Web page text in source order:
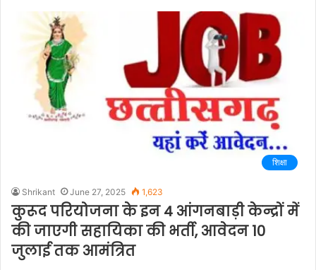
शिक्षा
Shrikant June 27, 2025 1,623
कुरूद परियोजना के इन 4 आंगनबाड़ी केन्द्रों में
की जाएगी सहायिका की भर्ती, आवेदन 10
जुलाई तक आमंत्रित